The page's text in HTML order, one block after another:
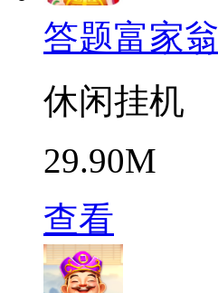
答题富家翁
休闲挂机
29.90M
查看